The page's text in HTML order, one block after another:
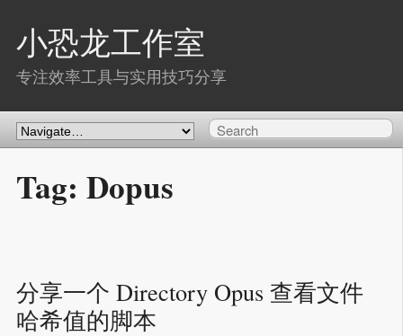
小恐龙工作室
专注效率工具与实用技巧分享
Tag: Dopus
分享一个 Directory Opus 查看文件
哈希值的脚本